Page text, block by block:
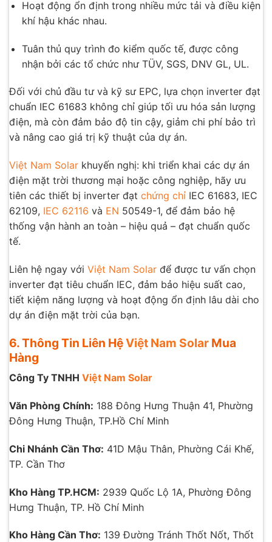
Hoạt động ổn định trong nhiều mức tải và điều kiện
khí hậu khác nhau.
Tuân thủ quy trình đo kiểm quốc tế, được công
nhận bởi các tổ chức như TÜV, SGS, DNV GL, UL.
Đối với chủ đầu tư và kỹ sư EPC, lựa chọn inverter đạt
chuẩn IEC 61683 không chỉ giúp tối ưu hóa sản lượng
điện, mà còn đảm bảo độ tin cậy, giảm chi phí bảo trì
và nâng cao giá trị kỹ thuật của dự án.
Việt Nam Solar khuyến nghị: khi triển khai các dự án
điện mặt trời thương mại hoặc công nghiệp, hãy ưu
tiên các thiết bị inverter đạt chứng chỉ IEC 61683, IEC
62109, IEC 62116 và EN 50549-1, để đảm bảo hệ
thống vận hành an toàn – hiệu quả – đạt chuẩn quốc
tế.
Liên hệ ngay với Việt Nam Solar để được tư vấn chọn
inverter đạt tiêu chuẩn IEC, đảm bảo hiệu suất cao,
tiết kiệm năng lượng và hoạt động ổn định lâu dài cho
dự án điện mặt trời của bạn.
6. Thông Tin Liên HệViệt Nam Solar Mua
Hàng
Công Ty TNHH Việt Nam Solar
Văn Phòng Chính: 188 Đông Hưng Thuận 41, Phường
Đông Hưng Thuận, TP.Hồ Chí Minh
Chi Nhánh Cần Thơ: 41D Mậu Thân, Phường Cái Khế,
TP. Cần Thơ
Kho Hàng TP.HCM: 2939 Quốc Lộ 1A, Phường Đông
Hưng Thuận, TP. Hồ Chí Minh
Kho Hàng Cần Thơ: 139 Đường Tránh Thốt Nốt, Thốt